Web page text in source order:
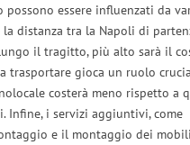
possono essere influenzati da
distanza tra la Napoli di
il tragitto, più alto sarà il
trasportare gioca un ruolo
costerà meno rispetto a
Infine, i servizi aggiuntivi, come
e il montaggio dei